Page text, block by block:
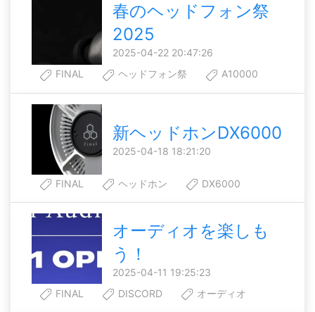
春のヘッドフォン祭
2025
2025-04-22 20:47:26
FINAL
ヘッドフォン祭 A10000
新ヘッドホンDX6000
2025-04-18 18:21:20
FINAL ヘッドホン DX6000
オーディオを楽しも
う！
2025-04-11 19:25:23
FINAL
DISCORD オーディオ